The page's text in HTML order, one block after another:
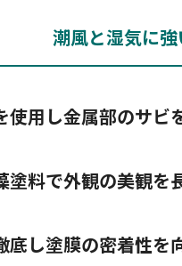
潮風と湿気に
使用し金属部のサビ
塗料で外観の美観を
底し塗膜の密着性を